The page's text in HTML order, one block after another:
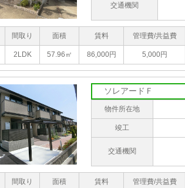
交通機関
間取り 面積 賃料 管理費/共益費
2LDK 57.96㎡ 86,000円 5,000円
ソレアードＦ
物件所在地
竣工
交通機関
間取り 面積 賃料 管理費/共益費